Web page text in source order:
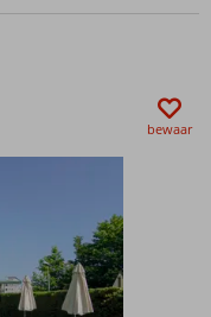
bewaar